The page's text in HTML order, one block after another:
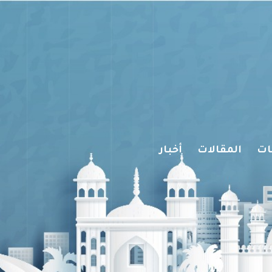
المقالات أخبار